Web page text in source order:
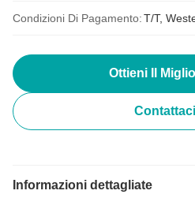
Condizioni Di Pagamento:T/T,
Ottieni Il
Informazioni dettagliate